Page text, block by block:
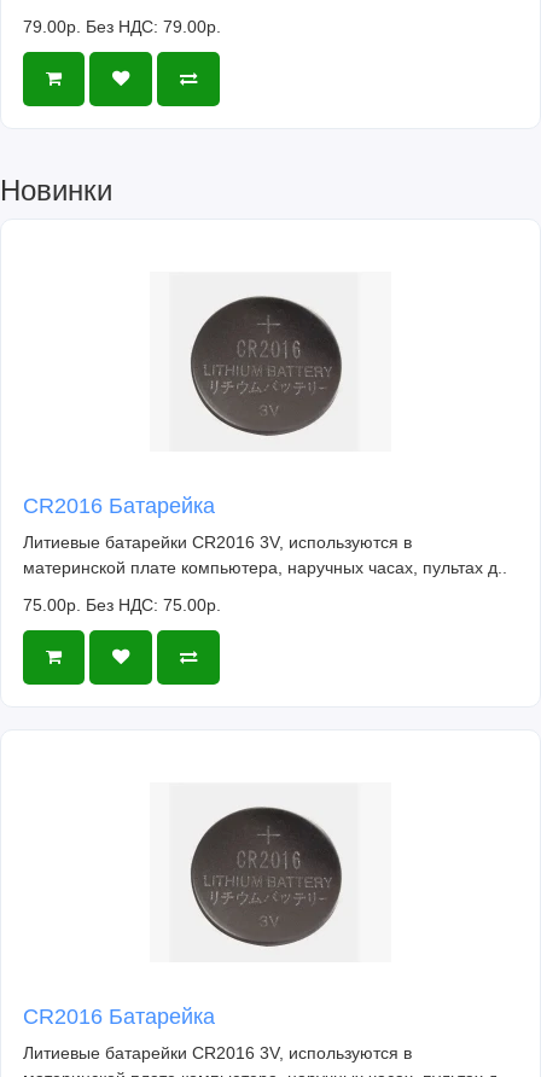
79.00р. Без НДС: 79.00р.
Новинки
CR2016 Батарейка
Литиевые батарейки CR2016 3V, используются в
материнской плате компьютера, наручных часах, пультах д..
75.00р. Без НДС: 75.00р.
CR2016 Батарейка
Литиевые батарейки CR2016 3V, используются в